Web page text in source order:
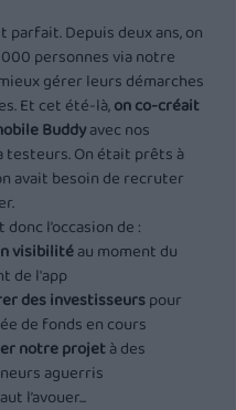
Depuis deux ans, on
personnes via notre
gérer leurs démarches
Et cet été-là, on co-créait
Buddy avec nos
testeurs. On était prêts à
avait besoin de recruter
l’occasion de :
visibilité au moment du
de l'app
des investisseurs pour
de fonds en cours
notre projet à des
aguerris
l’avouer...